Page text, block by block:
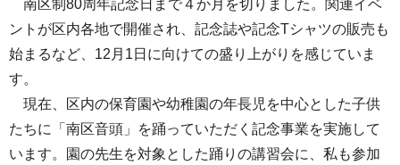
南区制80周年記念日まで４か月を切りました。関連イベ
ントが区内各地で開催され、記念誌や記念Tシャツの販売も
始まるなど、12月1日に向けての盛り上がりを感じていま
す。
現在、区内の保育園や幼稚園の年長児を中心とした子供
たちに「南区音頭」を踊っていただく記念事業を実施して
います。園の先生を対象とした踊りの講習会に、私も参加